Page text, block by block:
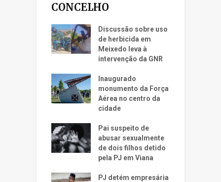
CONCELHO
Discussão sobre uso
de herbicida em
Meixedo leva à
intervenção da GNR
Inaugurado
monumento da Força
Aérea no centro da
cidade
Pai suspeito de
abusar sexualmente
de dois filhos detido
pela PJ em Viana
PJ detém empresária